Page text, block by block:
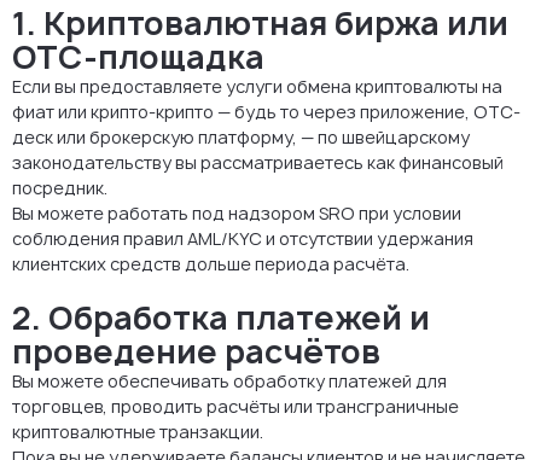
1. Криптовалютная биржа или
OTC-площадка
Если вы предоставляете услуги обмена криптовалюты на
фиат или крипто-крипто — будь то через приложение, OTC-
деск или брокерскую платформу, — по швейцарскому
законодательству вы рассматриваетесь как финансовый
посредник.
Вы можете работать под надзором SRO при условии
соблюдения правил AML/KYC и отсутствии удержания
клиентских средств дольше периода расчёта.
2. Обработка платежей и
проведение расчётов
Вы можете обеспечивать обработку платежей для
торговцев, проводить расчёты или трансграничные
криптовалютные транзакции.